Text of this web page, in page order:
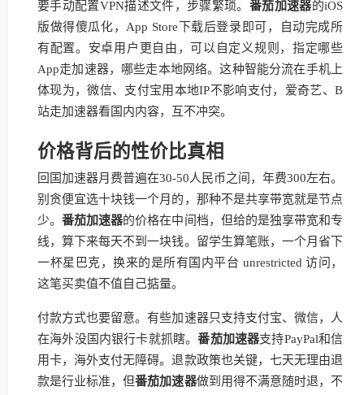
要手动配置VPN描述文件，步骤繁琐。 番茄加速器的iOS
版做得傻瓜化，App Store下载后登录即可，自动完成所
有配置。安卓用户更自由，可以自定义规则，指定哪些
App走加速器，哪些走本地网络。这种智能分流在手机上
体现为，微信、支付宝用本地IP不影响支付，爱奇艺、B
站走加速器看国内内容，互不冲突。
价格背后的性价比真相
回国加速器月费普遍在30-50人民币之间，年费300左右。
别贪便宜选十块钱一个月的，那种不是共享带宽就是节点
少。番茄加速器的价格在中间档，但给的是独享带宽和专
线，算下来每天不到一块钱。留学生算笔账，一个月省下
一杯星巴克，换来的是所有国内平台 unrestricted 访问，
这笔买卖值不值自己掂量。
付款方式也要留意。有些加速器只支持支付宝、微信，人
在海外没国内银行卡就抓瞎。番茄加速器支持PayPal和信
用卡，海外支付无障碍。退款政策也关键，七天无理由退
款是行业标准，但番茄加速器做到用得不满意随时退，不